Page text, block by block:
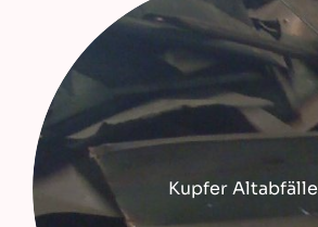
Kupfer Altabfälle